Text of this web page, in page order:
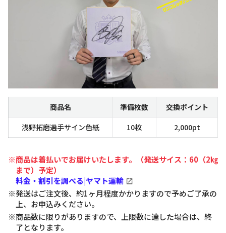
商品名 準備枚数
交換ポイント
浅野拓磨選手サイン色紙
10枚 2,000pt
※商品は着払いでお届けいたします。（発送サイス：60（2㎏
まで）予定）
料金・割引を調べる|ヤマト運輸
※発送はご注文後、約1ヶ月程度かかりますので予めご了承の
上、お申込みください。
※商品数に限りがありますので、上限数に達した場合は、終
了となります。